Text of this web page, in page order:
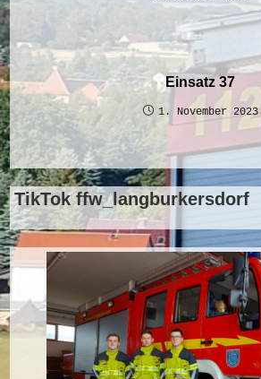
Einsatz 37
1. November 2023
TikTok ffw_langburkersdorf